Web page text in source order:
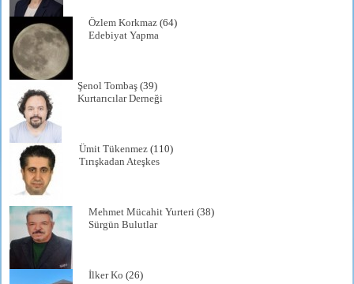
Özlem Korkmaz (64)
Edebiyat Yapma
Şenol Tombaş (39)
Kurtarıcılar Derneği
Ümit Tükenmez (110)
Tırışkadan Ateşkes
Mehmet Mücahit Yurteri (38)
Sürgün Bulutlar
İlker Ko (26)